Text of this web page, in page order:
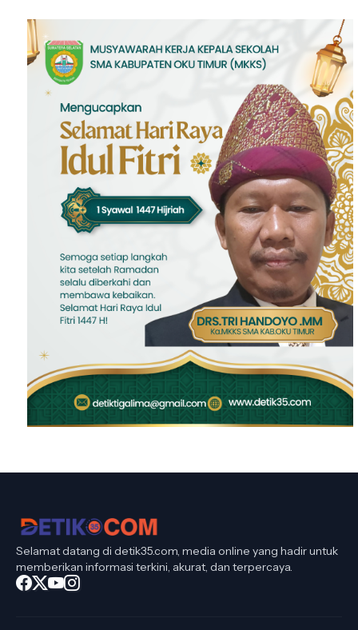
Selamat datang di detik35.com, media online yang hadir untuk
memberikan informasi terkini, akurat, dan terpercaya.